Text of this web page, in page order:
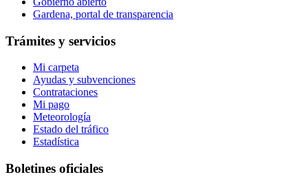
Gardena, portal de transparencia
Trámites y servicios
Mi carpeta
Ayudas y subvenciones
Contrataciones
Mi pago
Meteorología
Estado del tráfico
Estadística
Boletines oficiales